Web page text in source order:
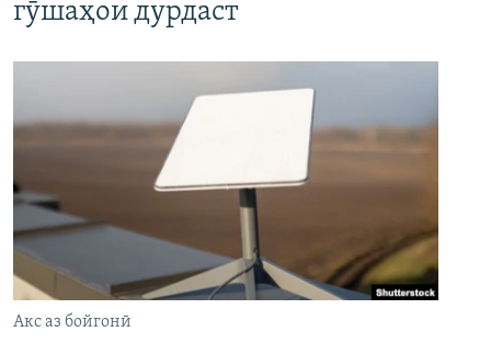
гӯшаҳои дурдаст
Акс аз бойгонӣ